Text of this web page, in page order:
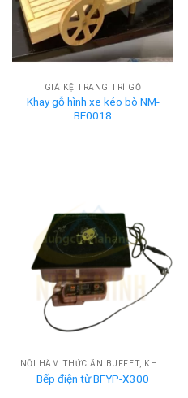
GIÁ KỆ TRANG TRÍ GỖ
Khay gỗ hình xe kéo bò NM-
BF0018
NỒI HÂM THỨC ĂN BUFFET, KHAY HÂM NÓNG BUFFET
Bếp điện từ BFYP-X300